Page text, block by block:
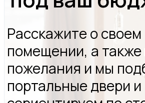
privet@oknapeople.ru
Написать в WhatsApp
Москва, Нижняя Красносельская 35,
Режим работы: Пн-Пт с 9:00 до 18:00,
Сб с 9:00 до 15:00, Вс – выходной